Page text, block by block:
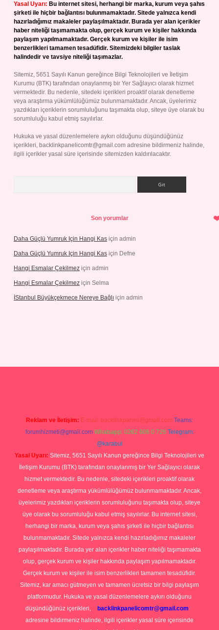
Yasal Uyarı: Bu internet sitesi, herhangi bir marka, kurum veya şahıs
şirketi ile hiçbir bağlantısı bulunmamaktadır. Sitede yalnızca kendi
hazırladığımız makaleler paylaşılmaktadır. Burada yer alan içerikler
haber niteliği taşımamakta olup, gerçek kurum ve kişiler hakkında
paylaşım yapılmamaktadır. Gerçek kurum ve kişiler ile isim
benzerlikleri tamamen tesadüfidir. Sitemizdeki bilgiler taslak
halindedir ve tavsiye niteliği taşımazlar.
Sitemiz, 5651 Sayılı Kanun gereğince Bilgi Teknolojileri ve İletişim
Kurumu (BTK) tarafından onaylanmış bir Yer Sağlayıcı olarak hizmet
vermektedir. Bu nedenle, sitedeki içerikleri proaktif olarak denetleme
veya araştırma yükümlülüğümüz bulunmamaktadır. Ancak, üyelerimiz
yazdıkları içeriklerin sorumluluğunu taşımakta olup, siteye üye olarak bu
sorumluluğu kabul etmiş sayılırlar.
Hukuka ve yasal düzenlemelere aykırı olduğunu düşündüğünüz
içerikleri, backlinkpanelicomtr@gmail.com adresine bildirmeniz halinde,
ilgili içerikler yasal süre içerisinde sitemizden kaldırılacaktır.
Son yorumlar
Daha Güçlü Yumruk Için Hangi Kas için admin
Daha Güçlü Yumruk Için Hangi Kas için Defne
Hangi Esmalar Çekilmez için admin
Hangi Esmalar Çekilmez için Selma
İStanbul Büyükçekmece Nereye Bağlı için admin
Reklam ve İletişim: E-mail: backlinkpaneli@gmail.com Teams:
forumhizmeti@gmail.com Whatsapp: 0262 606 0 726 Telegram:
@karabul
Yasal Uyarı: Sitemiz, 5651 Sayılı Kanun gereğince Bilgi Teknolojileri ve
İletişim Kurumu (BTK) tarafından onaylanmış bir Yer Sağlayıcı olarak
hizmet vermektedir. Bu nedenle, sitedeki içerikleri proaktif olarak
denetleme veya araştırma yükümlülüğümüz bulunmamaktadır. Ancak,
üyelerimiz yazdıkları içeriklerin sorumluluğunu taşımakta olup, siteye
üye olarak bu sorumluluğu kabul etmiş sayılırlar. Bu internet sitesi,
herhangi bir marka, kurum veya şahıs şirketi ile hiçbir bağlantısı
bulunmamaktadır. Sitede yalnızca kendi hazırladığımız makaleler
paylaşılmaktadır. Burada yer alan içerikler haber niteliği taşımamakta
olup, gerçek kurum ve kişiler hakkında paylaşım yapılmamaktadır.
Gerçek kurum ve kişiler ile isim benzerlikleri tamamen tesadüfidir.
Sitemiz, kar amacı gütmeyen ve tamamen ücretsiz bir bilgi paylaşım
platformudur. Hukuka ve yasal düzenlemelere aykırı olduğunu
düşündüğünüz içerikleri,
backlinkpanelicomtr@gmail.com
adresine bildirmeniz halinde, ilgili içerikler yasal süre içerisinde